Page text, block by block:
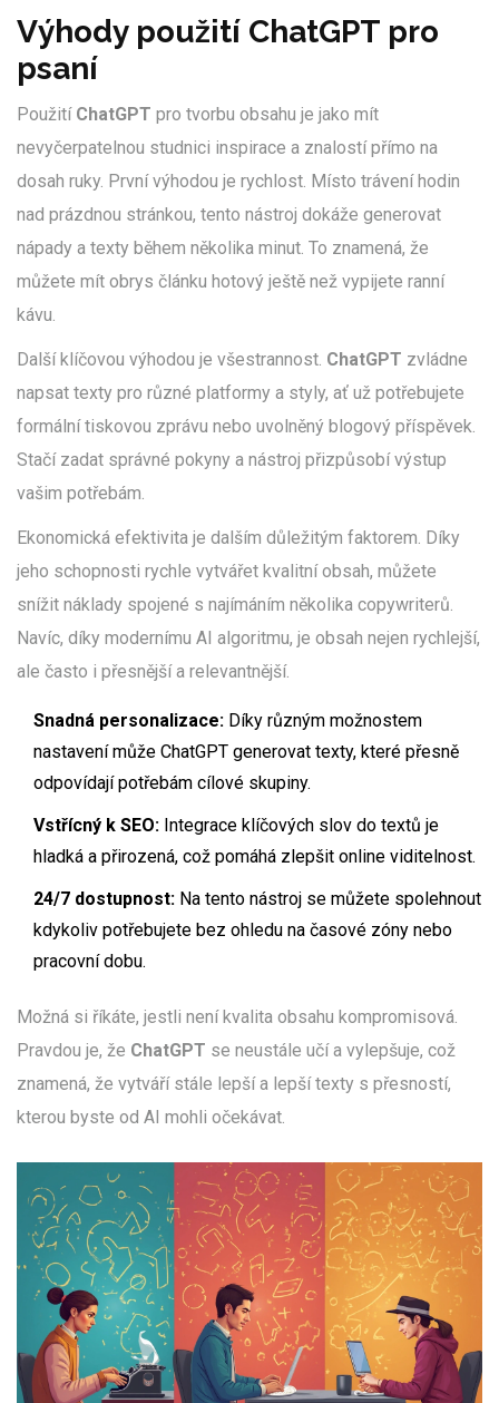
Výhody použití ChatGPT pro
psaní
Použití ChatGPT pro tvorbu obsahu je jako mít
nevyčerpatelnou studnici inspirace a znalostí přímo na
dosah ruky. První výhodou je rychlost. Místo trávení hodin
nad prázdnou stránkou, tento nástroj dokáže generovat
nápady a texty během několika minut. To znamená, že
můžete mít obrys článku hotový ještě než vypijete ranní
kávu.
Další klíčovou výhodou je všestrannost. ChatGPT zvládne
napsat texty pro různé platformy a styly, ať už potřebujete
formální tiskovou zprávu nebo uvolněný blogový příspěvek.
Stačí zadat správné pokyny a nástroj přizpůsobí výstup
vašim potřebám.
Ekonomická efektivita je dalším důležitým faktorem. Díky
jeho schopnosti rychle vytvářet kvalitní obsah, můžete
snížit náklady spojené s najímáním několika copywriterů.
Navíc, díky modernímu AI algoritmu, je obsah nejen rychlejší,
ale často i přesnější a relevantnější.
Snadná personalizace: Díky různým možnostem
nastavení může ChatGPT generovat texty, které přesně
odpovídají potřebám cílové skupiny.
Vstřícný k SEO: Integrace klíčových slov do textů je
hladká a přirozená, což pomáhá zlepšit online viditelnost.
24/7 dostupnost: Na tento nástroj se můžete spolehnout
kdykoliv potřebujete bez ohledu na časové zóny nebo
pracovní dobu.
Možná si říkáte, jestli není kvalita obsahu kompromisová.
Pravdou je, že ChatGPT se neustále učí a vylepšuje, což
znamená, že vytváří stále lepší a lepší texty s přesností,
kterou byste od AI mohli očekávat.